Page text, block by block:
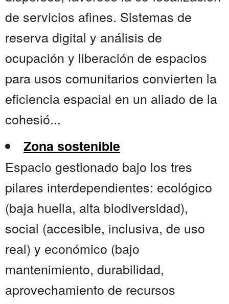
de servicios afines. Sistemas de
reserva digital y análisis de
ocupación y liberación de espacios
para usos comunitarios convierten la
eficiencia espacial en un aliado de la
cohesió...
Zona sostenible
Espacio gestionado bajo los tres
pilares interdependientes: ecológico
(baja huella, alta biodiversidad),
social (accesible, inclusiva, de uso
real) y económico (bajo
mantenimiento, durabilidad,
aprovechamiento de recursos